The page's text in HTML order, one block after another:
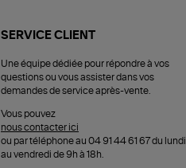
SERVICE CLIENT
Une équipe dédiée pour répondre à vos
questions ou vous assister dans vos
demandes de service après-vente.
Vous pouvez
nous contacter ici
ou par téléphone au 04 91 44 61 67 du lundi
au vendredi de 9h à 18h.